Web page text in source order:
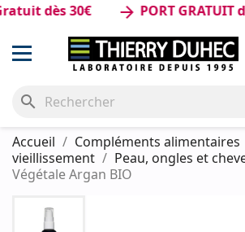
dès 30€ PORT GRATUIT
search
Accueil Compléments alimentaires
vieillissement
Peau, ongles et
Végétale Argan BIO